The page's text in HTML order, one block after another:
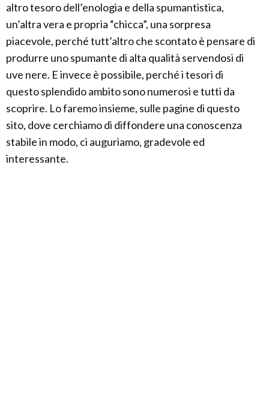
altro tesoro dell’enologia e della spumantistica,
un’altra vera e propria “chicca”, una sorpresa
piacevole, perché tutt’altro che scontato è pensare di
produrre uno spumante di alta qualità servendosi di
uve nere. E invece è possibile, perché i tesori di
questo splendido ambito sono numerosi e tutti da
scoprire. Lo faremo insieme, sulle pagine di questo
sito, dove cerchiamo di diffondere una conoscenza
stabile in modo, ci auguriamo, gradevole ed
interessante.